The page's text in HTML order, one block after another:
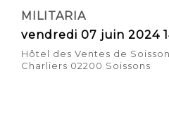
MILITARIA
vendredi 07 juin 2024
Hôtel des Ventes de
Charliers 02200 Soissons